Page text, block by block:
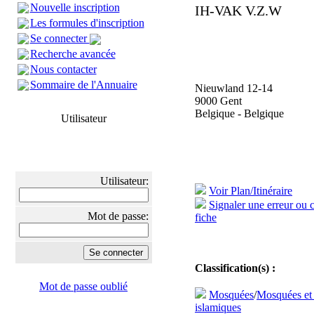
Nouvelle inscription
Les formules d'inscription
Se connecter
Recherche avancée
Nous contacter
Sommaire de l'Annuaire
Utilisateur
Utilisateur:
Mot de passe:
Mot de passe oublié
IH-VAK V.Z.W
Nieuwland 12-14
9000 Gent
Belgique - Belgique
Voir Plan/Itinéraire
Signaler une erreur ou
fiche
Classification(s) :
Mosquées/Mosquées
islamiques